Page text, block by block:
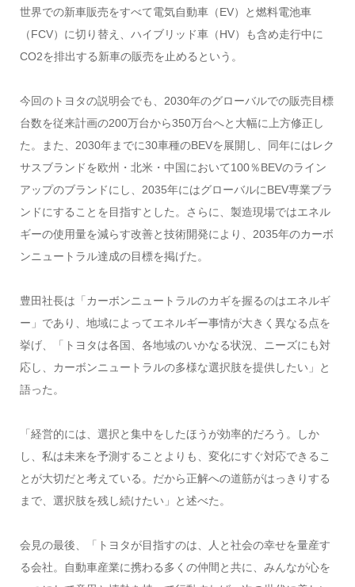
世界での新車販売をすべて電気自動車（EV）と燃料電池車
（FCV）に切り替え、ハイブリッド車（HV）も含め走行中に
CO2を排出する新車の販売を止めるという。
今回のトヨタの説明会でも、2030年のグローバルでの販売目標
台数を従来計画の200万台から350万台へと大幅に上方修正し
た。また、2030年までに30車種のBEVを展開し、同年にはレク
サスブランドを欧州・北米・中国において100％BEVのライン
アップのブランドにし、2035年にはグローバルにBEV専業ブラ
ンドにすることを目指すとした。さらに、製造現場ではエネル
ギーの使用量を減らす改善と技術開発により、2035年のカーボ
ンニュートラル達成の目標を掲げた。
豊田社長は「カーボンニュートラルのカギを握るのはエネルギ
ー」であり、地域によってエネルギー事情が大きく異なる点を
挙げ、「トヨタは各国、各地域のいかなる状況、ニーズにも対
応し、カーボンニュートラルの多様な選択肢を提供したい」と
語った。
「経営的には、選択と集中をしたほうが効率的だろう。しか
し、私は未来を予測することよりも、変化にすぐ対応できるこ
とが大切だと考えている。だから正解への道筋がはっきりする
まで、選択肢を残し続けたい」と述べた。
会見の最後、「トヨタが目指すのは、人と社会の幸せを量産す
る会社。自動車産業に携わる多くの仲間と共に、みんなが心を